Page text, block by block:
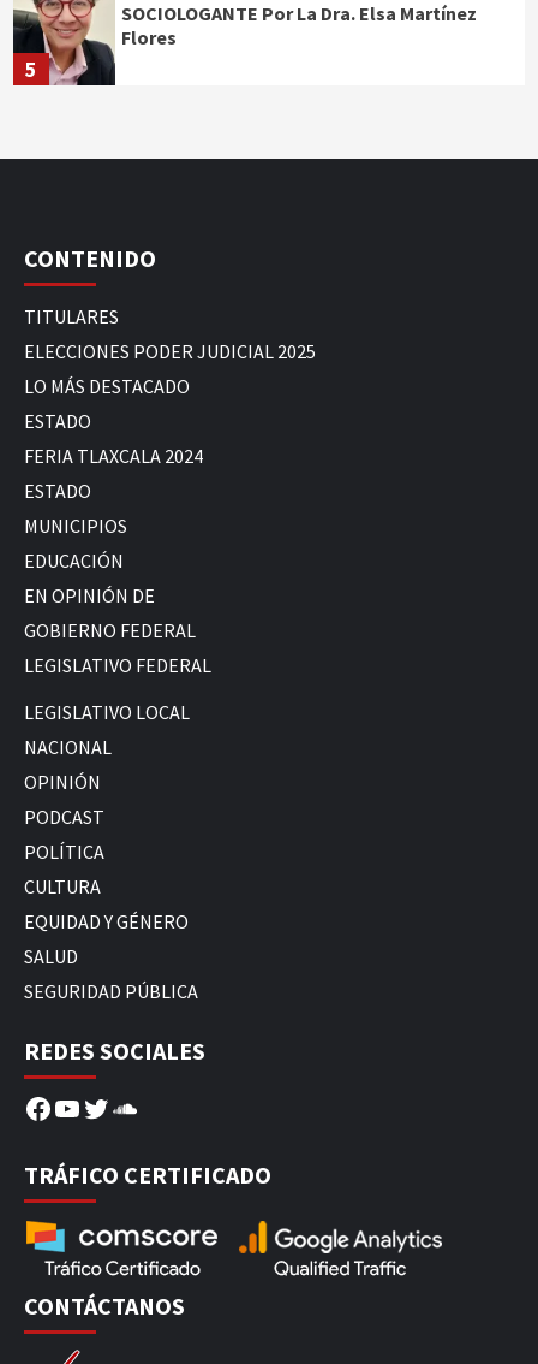
5
SOCIOLOGANTE Por La Dra. Elsa Martínez
Flores
CONTENIDO
TITULARES
ELECCIONES PODER JUDICIAL 2025
LO MÁS DESTACADO
ESTADO
FERIA TLAXCALA 2024
ESTADO
MUNICIPIOS
EDUCACIÓN
EN OPINIÓN DE
GOBIERNO FEDERAL
LEGISLATIVO FEDERAL
LEGISLATIVO LOCAL
NACIONAL
OPINIÓN
PODCAST
POLÍTICA
CULTURA
EQUIDAD Y GÉNERO
SALUD
SEGURIDAD PÚBLICA
REDES SOCIALES
Facebook
YouTube
Twitter
SoundCloud
TRÁFICO CERTIFICADO
CONTÁCTANOS